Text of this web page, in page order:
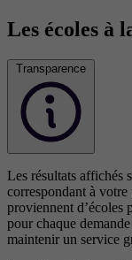
Les écoles à
Transparence
Les résultats affichés
correspondant à
proviennent d’écoles
pour chaque
maintenir un service